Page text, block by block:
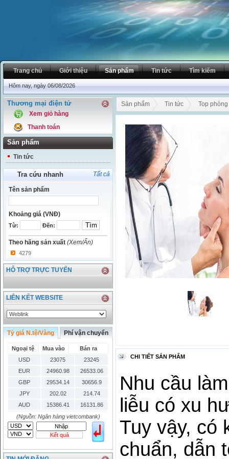
Trang chủ Giới thiệu Sản phẩm Tin tức Tìm kiếm
Hôm nay, ngày 06/08/2026 Phòng
Thương mại điện tử
Xem giỏ hàng
Thanh toán
Sản phẩm
Tin tức
Tra cứu nhanh Tất cả
Tên sản phẩm
Khoảng giá (VNĐ)
Từ: Đến:
Theo hãng sản xuất (Xem/Ẩn)
4279
HỖ TRỢ TRỰC TUYẾN
LIÊN KẾT WEBSITE
Tỷ giá N.tệ/Vàng Phí vận chuyển
Ngoại tệ Mua vào
Bán ra
USD
23075
23245
EUR
24960.98
26533.06
GBP
29534.14
30656.9
JPY
202.02
214.74
AUD
15386.41
16131.86
HKD
2906.04
3028.6
SGD
16755.29
17427.08
THB
666.2
786.99
CAD
17223.74
18058.21
(Nguồn: Ngân hàng vietcombank)
Kết quả
Sản phẩm Tin tức Top
CHI TIẾT SẢN PHẨM
Nhu cầu
liễu có xu
Tuy vậy, có
chuẩn, dẫn